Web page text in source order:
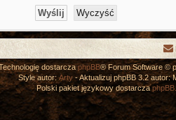
dostarczaphpBB® Forum Software ©
Style autor:Arty - Aktualizuj phpBB 3.2 autor:
Polski pakiet językowy dostarcza